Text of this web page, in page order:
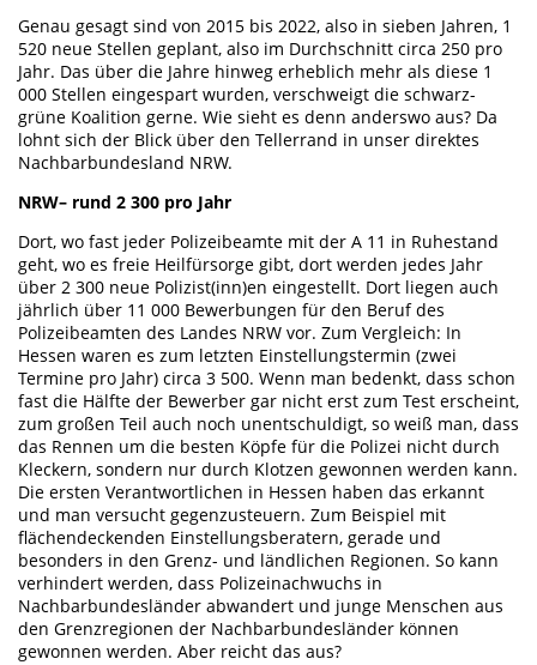
Genau gesagt sind von 2015 bis 2022, also in sieben Jahren, 1
520 neue Stellen geplant, also im Durchschnitt circa 250 pro
Jahr. Das über die Jahre hinweg erheblich mehr als diese 1
000 Stellen eingespart wurden, verschweigt die schwarz-
grüne Koalition gerne. Wie sieht es denn anderswo aus? Da
lohnt sich der Blick über den Tellerrand in unser direktes
Nachbarbundesland NRW.
NRW– rund 2 300 pro Jahr
Dort, wo fast jeder Polizeibeamte mit der A 11 in Ruhestand
geht, wo es freie Heilfürsorge gibt, dort werden jedes Jahr
über 2 300 neue Polizist(inn)en eingestellt. Dort liegen auch
jährlich über 11 000 Bewerbungen für den Beruf des
Polizeibeamten des Landes NRW vor. Zum Vergleich: In
Hessen waren es zum letzten Einstellungstermin (zwei
Termine pro Jahr) circa 3 500. Wenn man bedenkt, dass schon
fast die Hälfte der Bewerber gar nicht erst zum Test erscheint,
zum großen Teil auch noch unentschuldigt, so weiß man, dass
das Rennen um die besten Köpfe für die Polizei nicht durch
Kleckern, sondern nur durch Klotzen gewonnen werden kann.
Die ersten Verantwortlichen in Hessen haben das erkannt
und man versucht gegenzusteuern. Zum Beispiel mit
flächendeckenden Einstellungsberatern, gerade und
besonders in den Grenz- und ländlichen Regionen. So kann
verhindert werden, dass Polizeinachwuchs in
Nachbarbundesländer abwandert und junge Menschen aus
den Grenzregionen der Nachbarbundesländer können
gewonnen werden. Aber reicht das aus?